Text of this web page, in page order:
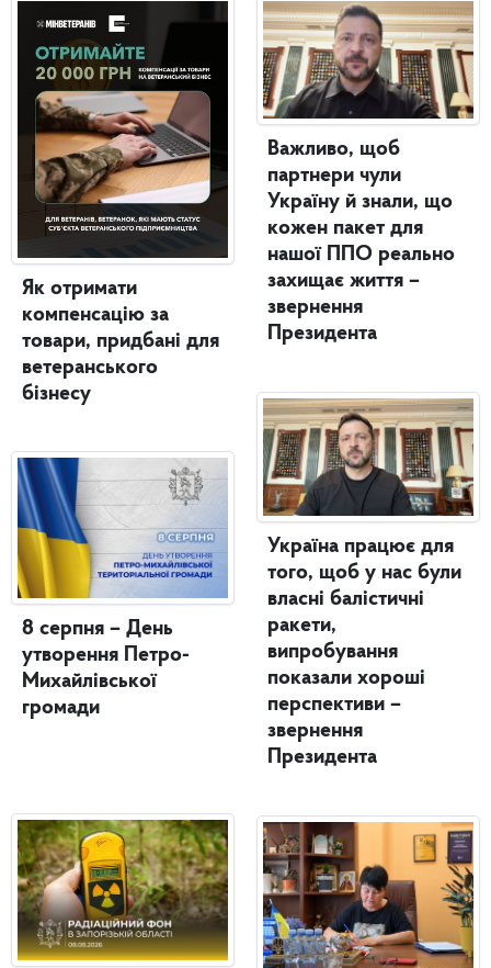
Як отримати
компенсацію за
товари, придбані для
ветеранського
бізнесу
8 серпня – День
утворення Петро-
Михайлівської
громади
Важливо, щоб
партнери чули
Україну й знали, що
кожен пакет для
нашої ППО реально
захищає життя –
звернення
Президента
Україна працює для
того, щоб у нас були
власні балістичні
ракети,
випробування
показали хороші
перспективи –
звернення
Президента